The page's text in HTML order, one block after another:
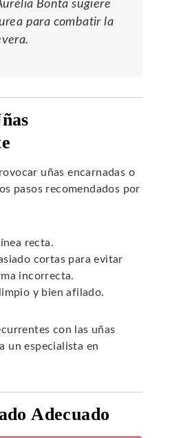
Bonta sugiere
para combatir la
uñas encarnadas o
pasos recomendados por
recta.
cortas para evitar
incorrecta.
y bien afilado.
con las uñas
un especialista en
Adecuado